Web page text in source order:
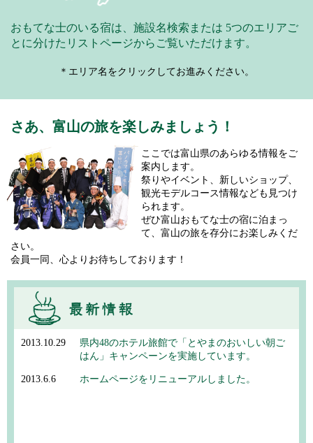
おもてな士のいる宿は、施設名検索または 5つのエリアご
とに分けたリストページからご覧いただけます。
＊エリア名をクリックしてお進みください。
さあ、富山の旅を楽しみましょう！
ここでは富山県のあらゆる情報をご
案内します。
祭りやイベント、新しいショップ、
観光モデルコース情報なども見つけ
られます。
ぜひ富山おもてな士の宿に泊まっ
て、富山の旅を存分にお楽しみくだ
さい。
会員一同、心よりお待ちしております！
2013.10.29
県内48のホテル旅館で「とやまのおいしい朝ご
はん」キャンペーンを実施しています。
2013.6.6 ホームページをリニューアルしました。